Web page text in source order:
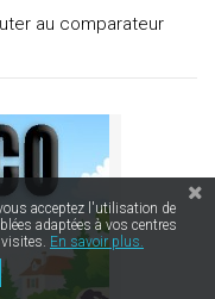
au comparateur
acceptez l'utilisation de
adaptées à vos centres
En savoir plus.